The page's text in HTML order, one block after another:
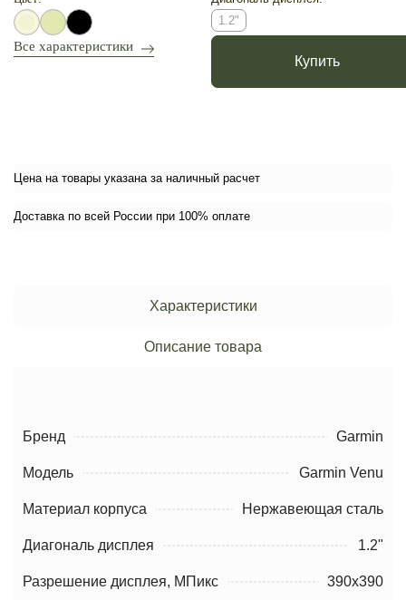
1.2"
Все характеристики
Купить
Цена на товары указана за наличный расчет
Доставка по всей России при 100% оплате
Характеристики
Описание товара
Бренд Garmin
Модель Garmin Venu
Материал корпуса Нержавеющая сталь
Диагональ дисплея 1.2"
Разрешение дисплея, МПикс 390х390